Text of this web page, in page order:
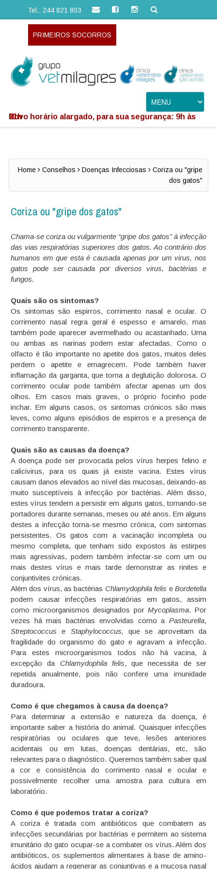
Tel.: 244 821 803
PRIMEIROS SOCORROS
Novo horário alargado, para sua segurança: 9h às 21h
Home Conselhos Doenças Infecciosas
Coriza ou "gripe
dos gatos"
Coriza ou "gripe dos gatos"
Chama-se coriza ou vulgarmente “gripe dos gatos” à infecção
das vias respiratórias superiores dos gatos. Ao contrário dos
humanos em que esta é causada apenas por um virus, nos
gatos pode ser causada por diversos virus, bactérias e
fungos.
Quais são os sintomas?
Os sintomas são espirros, corrimento nasal e ocular. O
corrimento nasal regra geral é espesso e amarelo, mas
também pode aparecer avermelhado ou acastanhado. Uma
ou ambas as narinas podem estar afectadas. Como o
olfacto é tão importante no apetite dos gatos, muitos deles
perdem o apetite e emagrecem. Pode também haver
inflamação da garganta, que torna a deglutição dolorosa. O
corrimento ocular pode também afectar apenas um dos
olhos. Em casos mais graves, o próprio focinho pode
inchar. Em alguns casos, os sintomas crónicos são mais
leves, como alguns episódios de espirros e a presença de
corrimento transparente.
Quais são as causas da doença?
A doença pode ser provocada pelos vírus herpes felino e
calicivirus, para os quais já existe vacina. Estes vírus
causam danos elevados ao nível das mucosas, deixando-as
muito susceptíveis à infecção por bactérias. Além disso,
estes vírus tendem a persistir em alguns gatos, tornando-se
portadores durante semanas, meses ou até anos. Em alguns
destes a infecção torna-se mesmo crónica, com sintomas
persistentes. Os gatos com a vacinação incompleta ou
mesmo completa, que tenham sido expostos às estirpes
mais agressivas, podem também infectar-se com um ou
mais destes vírus e mais tarde demonstrar as rinites e
conjuntivites crónicas.
Além dos vírus, as bactérias Chlamydophila felis e Bordetella
podem causar infecções respiratórias em gatos, assim
como microorganismos designados por Mycoplasma. Por
vezes há mais bactérias envolvidas como a Pasteurella,
Streptococcus e Staphylococcus, que se aproveitam da
fragilidade do organismo do gato e agravam a infecção.
Para estes microorganismos todos não há vacina, à
excepção da Chlamydophila felis, que necessita de ser
repetida anualmente, pois não confere uma imunidade
duradoura.
Como é que chegamos à causa da doença?
Para determinar a extensão e natureza da doença, é
importante saber a história do animal. Quaisquer infecções
respiratórias ou oculares que teve, lesões anteriores
acidentais ou em lutas, doenças dentárias, etc, são
relevantes para o diagnóstico. Queremos também saber qual
a cor e consistência do corrimento nasal e ocular e
possivelmente recolher uma amostra para cultura em
laboratório.
Como é que podemos tratar a coriza?
A coriza é tratada com antibióticos que combatem as
infecções secundárias por bactérias e permitem ao sistema
imunitário do gato ocupar-se a combater os vírus. Além dos
antibióticos, os suplementos alimentares à base de amino-
ácidos ajudam a regenerar as conjuntivas e a mucosa nasal